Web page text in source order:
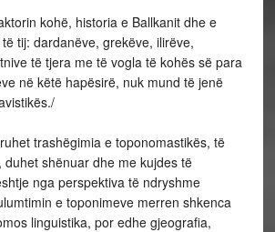
kohë, historia e Ballkanit dhe e
tij: dardanëve, grekëve, ilirëve,
të tjera me të vogla të kohës së para
në këtë hapësirë, nuk mund të jenë
trashëgimia e toponomastikës, të
duhet shënuar dhe me kujdes të
nga perspektiva të ndryshme
e toponimeve merren shkenca
linguistika, por edhe gjeografia,